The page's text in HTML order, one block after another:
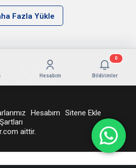
Fazla Yükle
Hesabım Bildirimler
0
Hesabım
Sitene Ekle
aittir.